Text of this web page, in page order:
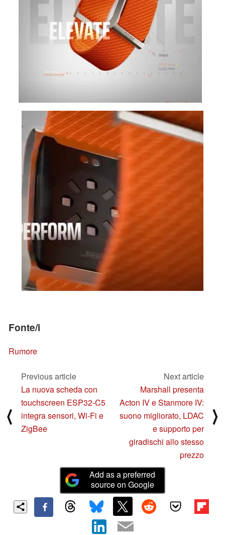
Fonte/i
Rumore
⟨
Previous article
La nuova scheda con
touchscreen ESP32-C5
integra sensori, Wi-Fi e
ZigBee
Next article
Marshall presenta
Acton IV e Stanmore IV:
suono migliorato, LDAC
e supporto per
giradischi allo stesso
prezzo
⟩
Add as a preferred
source on Google